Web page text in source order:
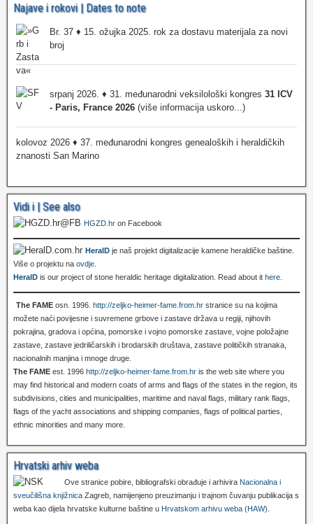
Najave i rokovi | Dates to note
Br. 37 ♦ 15. ožujka 2025. rok za dostavu materijala za novi
broj
srpanj 2026. ♦ 31. međunarodni veksilološki kongres 31 ICV
- Paris, France 2026 (više informacija uskoro...)
kolovoz 2026 ♦ 37. međunarodni kongres genealoških i heraldičkih
znanosti San Marino
Vidi i | See also
HGZD.hr on Facebook
HeralD je naš projekt digitalizacije kamene heraldičke baštine.
Više o projektu na ovdje.
HeralD is our project of stone heraldic heritage digitalization. Read about it here.
The FAME osn. 1996. http://zeljko-heimer-fame.from.hr stranice su na kojima
možete naći povijesne i suvremene grbove i zastave država u regiji, njihovih
pokrajina, gradova i općina, pomorske i vojno pomorske zastave, vojne položajne
zastave, zastave jedriličarskih i brodarskih društava, zastave političkih stranaka,
nacionalnih manjina i mnoge druge.
The FAME est. 1996 http://zeljko-heimer-fame.from.hr is the web site where you
may find historical and modern coats of arms and flags of the states in the region, its
subdivisions, cities and municipalities, maritime and naval flags, military rank flags,
flags of the yacht associations and shipping companies, flags of political parties,
ethnic minorities and many more.
Hrvatski arhiv weba
Ove stranice pobire, bibliografski obrađuje i arhivira Nacionalna i
sveučilišna knjižnica Zagreb, namijenjeno preuzimanju i trajnom čuvanju publikacija s
weba kao dijela hrvatske kulturne baštine u Hrvatskom arhivu weba (HAW)